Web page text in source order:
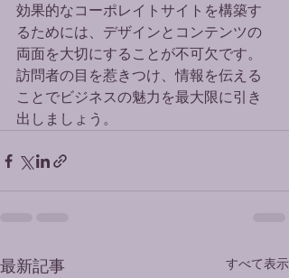
効果的なコーポレイトサイトを構築す
るためには、デザインとコンテンツの
両面を大切にすることが不可欠です。
訪問者の目を惹きつけ、情報を伝える
ことでビジネスの魅力を最大限に引き
出しましょう。
最新記事 すべて表示